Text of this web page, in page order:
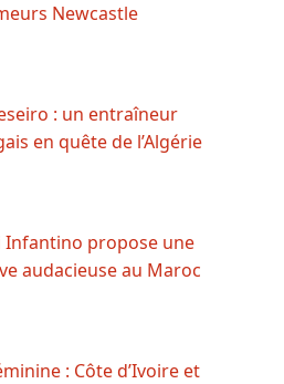
Newcastle
: un entraîneur
en quête de l’Algérie
Infantino propose une
audacieuse au Maroc
: Côte d’Ivoire et